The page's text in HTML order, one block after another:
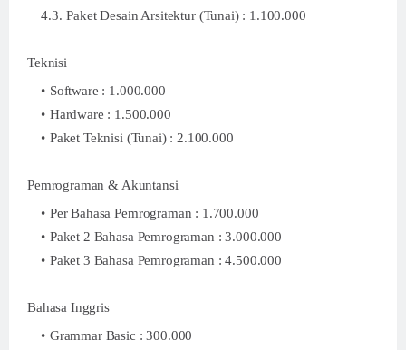
Paket Desain Arsitektur (Tunai) : 1.100.000
Teknisi
Software : 1.000.000
Hardware : 1.500.000
Paket Teknisi (Tunai) : 2.100.000
Pemrograman & Akuntansi
Per Bahasa Pemrograman : 1.700.000
Paket 2 Bahasa Pemrograman : 3.000.000
Paket 3 Bahasa Pemrograman : 4.500.000
Bahasa Inggris
Grammar Basic : 300.000